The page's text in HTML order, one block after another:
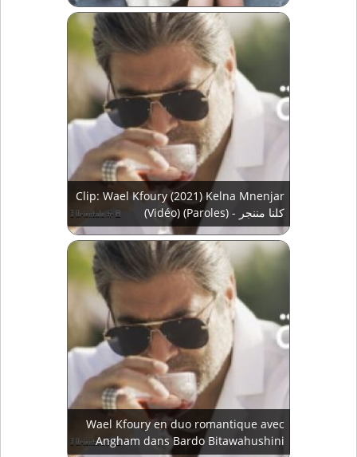
Clip: Wael Kfoury (2021) Kelna Mnenjar
(Vidéo) (Paroles) - كلنا مننجر
Wael Kfoury en duo romantique avec
Angham dans Bardo Bitawahushini